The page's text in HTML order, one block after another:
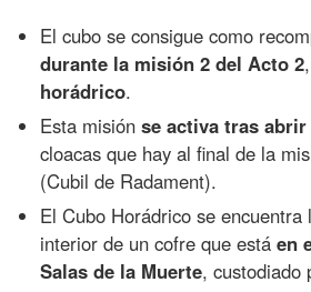
El cubo se consigue como
durante la misión 2 del Acto 2
horádrico.
Esta misiónse activa tras
cloacas que hay al final de la
(Cubil de Radament).
El Cubo Horádrico se encuentra
interior de un cofre que estáen
Salas de la Muerte, custodiado